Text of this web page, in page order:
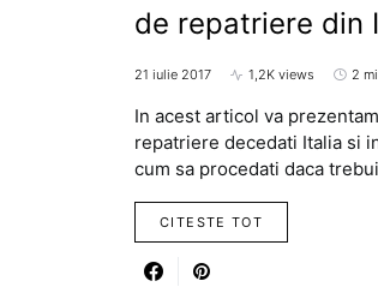
de repatriere din
21 iulie 2017 1,2K views 2
In acest articol va
repatriere decedati Italia si
cum sa procedati daca
CITESTE TOT